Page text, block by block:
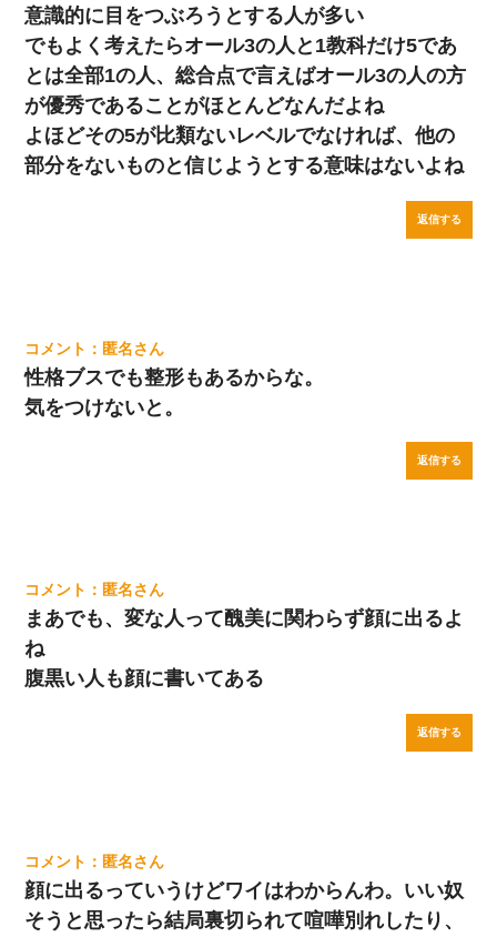
意識的に目をつぶろうとする人が多い
でもよく考えたらオール3の人と1教科だけ5であ
とは全部1の人、総合点で言えばオール3の人の方
が優秀であることがほとんどなんだよね
よほどその5が比類ないレベルでなければ、他の
部分をないものと信じようとする意味はないよね
返信する
匿名
性格ブスでも整形もあるからな。
気をつけないと。
返信する
匿名
まあでも、変な人って醜美に関わらず顔に出るよ
ね
腹黒い人も顔に書いてある
返信する
匿名
顔に出るっていうけどワイはわからんわ。いい奴
そうと思ったら結局裏切られて喧嘩別れしたり、